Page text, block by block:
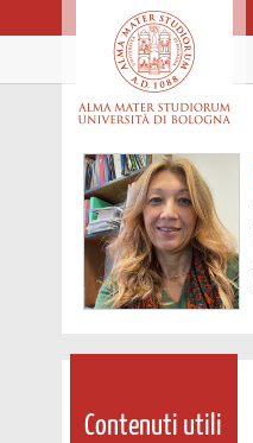
Contenuti utili